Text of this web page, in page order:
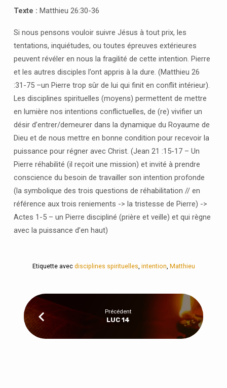
Texte : Matthieu 26:30-36
Si nous pensons vouloir suivre Jésus à tout prix, les
tentations, inquiétudes, ou toutes épreuves extérieures
peuvent révéler en nous la fragilité de cette intention. Pierre
et les autres disciples l’ont appris à la dure. (Matthieu 26
:31-75 –un Pierre trop sûr de lui qui finit en conflit intérieur).
Les disciplines spirituelles (moyens) permettent de mettre
en lumière nos intentions conflictuelles, de (re) vivifier un
désir d’entrer/demeurer dans la dynamique du Royaume de
Dieu et de nous mettre en bonne condition pour recevoir la
puissance pour régner avec Christ. (Jean 21 :15-17 – Un
Pierre réhabilité (il reçoit une mission) et invité à prendre
conscience du besoin de travailler son intention profonde
(la symbolique des trois questions de réhabilitation // en
référence aux trois reniements -> la tristesse de Pierre) ->
Actes 1-5 – un Pierre discipliné (prière et veille) et qui règne
avec la puissance d’en haut)
Etiquette avec disciplines spirituelles, intention, Matthieu
Précédent
LUC 14